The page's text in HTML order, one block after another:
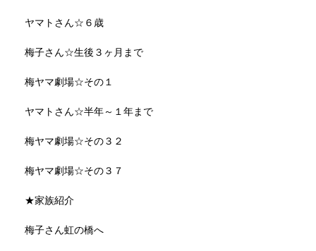
ヤマトさん☆６歳
梅子さん☆生後３ヶ月まで
梅ヤマ劇場☆その１
ヤマトさん☆半年～１年まで
梅ヤマ劇場☆その３２
梅ヤマ劇場☆その３７
★家族紹介
梅子さん虹の橋へ